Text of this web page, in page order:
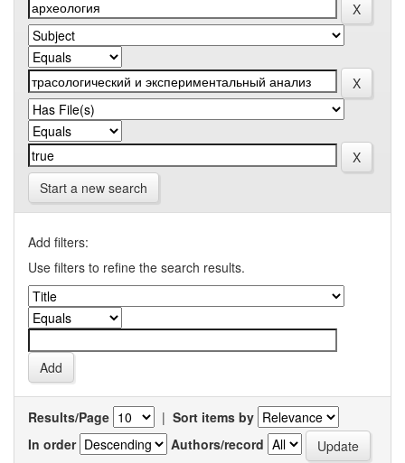
Start a new search
Add filters:
Use filters to refine the search results.
Results/Page | Sort items by
In order
Authors/record